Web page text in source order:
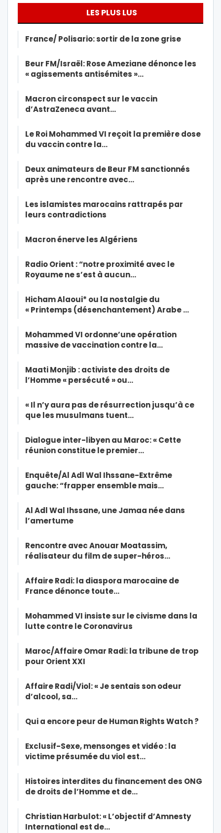
LES PLUS LUS
France/ Polisario: sortir de la zone grise
Beur FM/Israël: Rose Ameziane dénonce les
« agissements antisémites »…
Macron circonspect sur le vaccin
d’AstraZeneca avant…
Le Roi Mohammed VI reçoit la première dose
du vaccin contre la…
Deux animateurs de Beur FM sanctionnés
après une rencontre avec…
Les islamistes marocains rattrapés par
leurs contradictions
Macron énerve les Algériens
Radio Orient : “notre proximité avec le
Royaume ne s’est à aucun…
Hicham Alaoui* ou la nostalgie du
« Printemps (désenchantement) Arabe …
Mohammed VI ordonne’une opération
massive de vaccination contre la…
Maati Monjib : activiste des droits de
l’Homme « persécuté » ou…
« Il n’y aura pas de résurrection jusqu’à ce
que les musulmans tuent…
Dialogue inter-libyen au Maroc: « Cette
réunion constitue le premier…
Enquête/Al Adl Wal Ihssane-Extrême
gauche: “frapper ensemble mais…
Al Adl Wal Ihssane, une Jamaa née dans
l’amertume
Rencontre avec Anouar Moatassim,
réalisateur du film de super-héros…
Affaire Radi: la diaspora marocaine de
France dénonce toute…
Mohammed VI insiste sur le civisme dans la
lutte contre le Coronavirus
Maroc/Affaire Omar Radi: la tribune de trop
pour Orient XXI
Affaire Radi/Viol: « Je sentais son odeur
d’alcool, sa…
Qui a encore peur de Human Rights Watch ?
Exclusif-Sexe, mensonges et vidéo : la
victime présumée du viol est…
Histoires interdites du financement des ONG
de droits de l’Homme et de…
Christian Harbulot: « L’objectif d’Amnesty
International est de…